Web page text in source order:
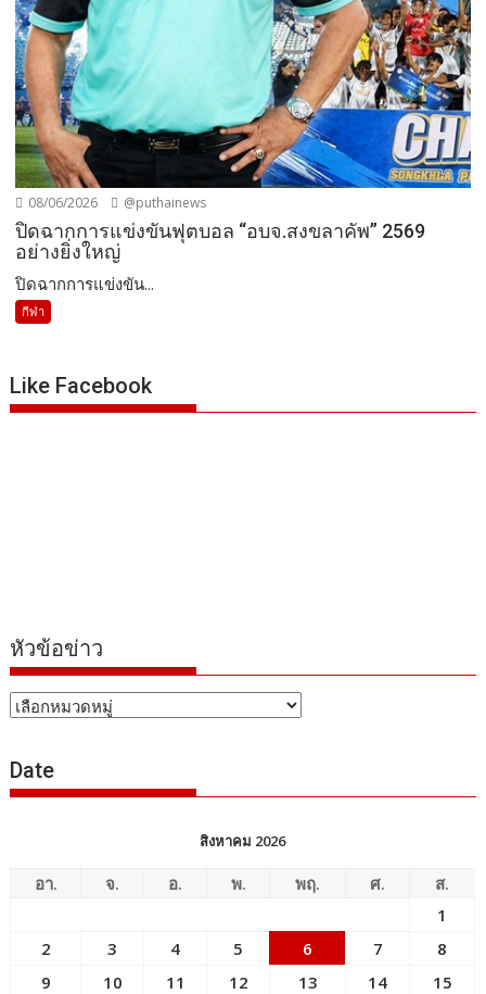
08/06/2026 @puthainews
ปิดฉากการแข่งขันฟุตบอล “อบจ.สงขลาคัพ” 2569
อย่างยิ่งใหญ่
ปิดฉากการแข่งขัน...
กีฬา
Like Facebook
หัวข้อข่าว
หัวข้อ
Date
สิงหาคม 2026
อา. จ. อ. พ. พฤ. ศ.
ส.
1
2
3 4 5 6 7
8
9
10 11 12 13 14
15